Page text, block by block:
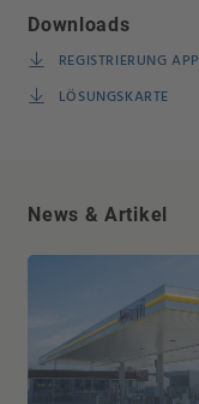
Downloads
REGISTRIERUNG APP
LÖSUNGSKARTE
News & Artikel